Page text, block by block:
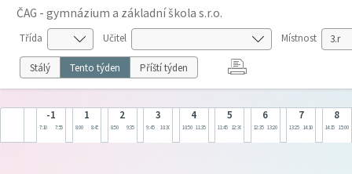
ČAG - gymnázium a základní škola s.r.o.
Třída Učitel Místnost
Stálý Tento týden Příští týden
-1
7:10 7:55
1
8:00 8:45
2
8:50 9:35
3
9:45 10:30
4
10:50 11:35
5
11:45 12:30
6
12:35 13:20
7
13:25 14:10
8
14:15 15:00